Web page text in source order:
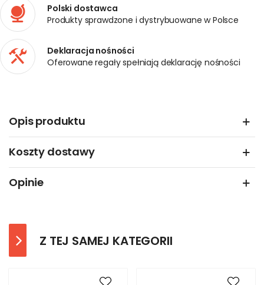
Polski dostawca
Produkty sprawdzone i dystrybuowane w Polsce
Deklaracja nośności
Oferowane regały spełniają deklarację nośności
Opis produktu
Koszty dostawy
Opinie
Z TEJ SAMEJ KATEGORII